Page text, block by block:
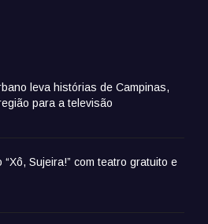
leva histórias de Campinas,
para a televisão
Sujeira!” com teatro gratuito e